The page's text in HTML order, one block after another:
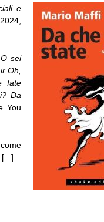
e
sei
Oh,
fate
Da
You